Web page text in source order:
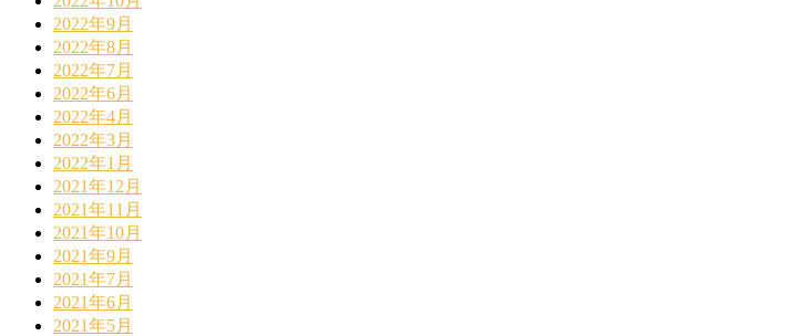
2022年9月
2022年8月
2022年7月
2022年6月
2022年4月
2022年3月
2022年1月
2021年12月
2021年11月
2021年10月
2021年9月
2021年7月
2021年6月
2021年5月